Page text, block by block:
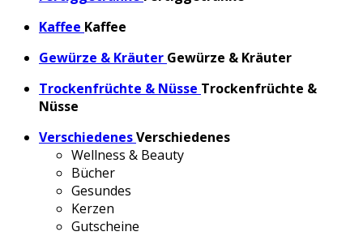
Kaffee Kaffee
Gewürze & Kräuter Gewürze & Kräuter
Trockenfrüchte & Nüsse Trockenfrüchte &
Nüsse
VerschiedenesVerschiedenes
Wellness & Beauty
Bücher
Gesundes
Kerzen
Gutscheine